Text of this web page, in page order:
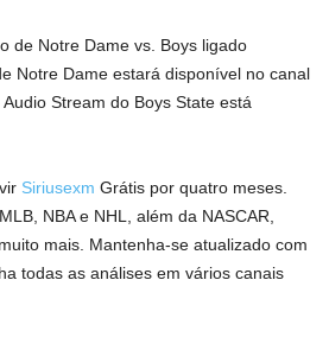
de Notre Dame vs. Boys ligado
Notre Dame estará disponível no canal
Stream do Boys State está
Siriusexm Grátis por quatro meses.
NBA e NHL, além da NASCAR,
mais. Mantenha-se atualizado com
todas as análises em vários canais